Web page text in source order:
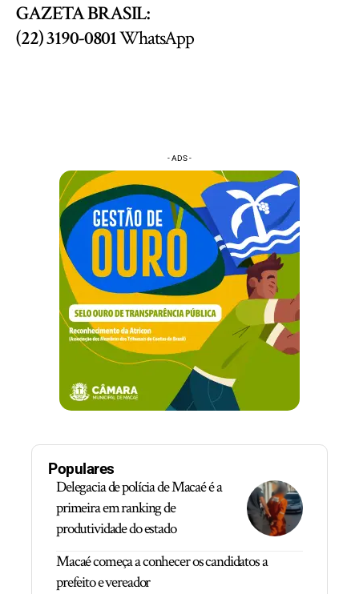
GAZETA BRASIL:
(22) 3190-0801WhatsApp
- ADS -
Populares
Delegacia de polícia de Macaé é a
primeira em ranking de
produtividade do estado
Macaé começa a conhecer os candidatos a
prefeito e vereador